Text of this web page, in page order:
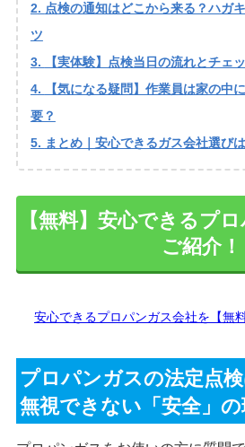
点検の通知はどこから来る？ハガ
ツ
【実体験】点検当日の流れとチェ
【気になる疑問】作業員は家の中
要？
まとめ｜安心できるガス会社選び
【無料】安心できるプ
ご紹介！
安心できるプロパンガス会社を【無
プロパンガスの法定点
無視できない「安全」の